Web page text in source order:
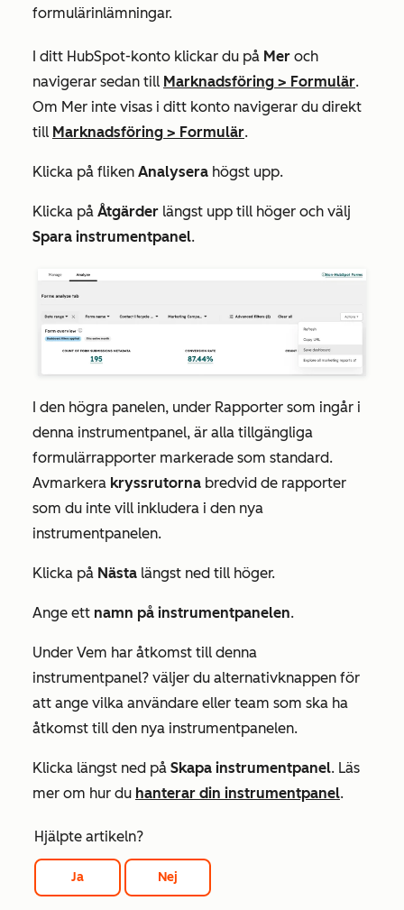
formulärinlämningar.
I ditt HubSpot-konto klickar du på Mer och
navigerar sedan till Marknadsföring > Formulär.
Om Mer inte visas i ditt konto navigerar du direkt
till Marknadsföring > Formulär.
Klicka på fliken Analysera högst upp.
Klicka på Åtgärder längst upp till höger och välj
Spara instrumentpanel.
I den högra panelen, under Rapporter som ingår i
denna instrumentpanel, är alla tillgängliga
formulärrapporter markerade som standard.
Avmarkera kryssrutorna bredvid de rapporter
som du inte vill inkludera i den nya
instrumentpanelen.
Klicka på Nästa längst ned till höger.
Ange ett namn på instrumentpanelen.
Under Vem har åtkomst till denna
instrumentpanel? väljer du alternativknappen för
att ange vilka användare eller team som ska ha
åtkomst till den nya instrumentpanelen.
Klicka längst ned på Skapa instrumentpanel. Läs
mer om hur du hanterar din instrumentpanel.
Hjälpte artikeln?
Ja Nej